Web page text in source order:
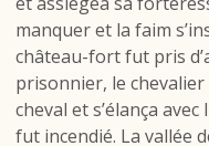
manquer et la faim
château-fort fut pris
prisonnier, le
cheval et s’élança
fut incendié. La vallée